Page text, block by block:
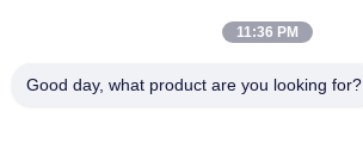
LABORATORY
11:36 PM
Good day, what product are you looking for?